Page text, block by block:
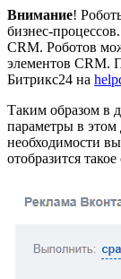
Внимание!
бизнес-
CRM. Роботов
элементов CRM.
Битрикс24 на
Таким образом в
параметры в этом
необходимости
отобразится